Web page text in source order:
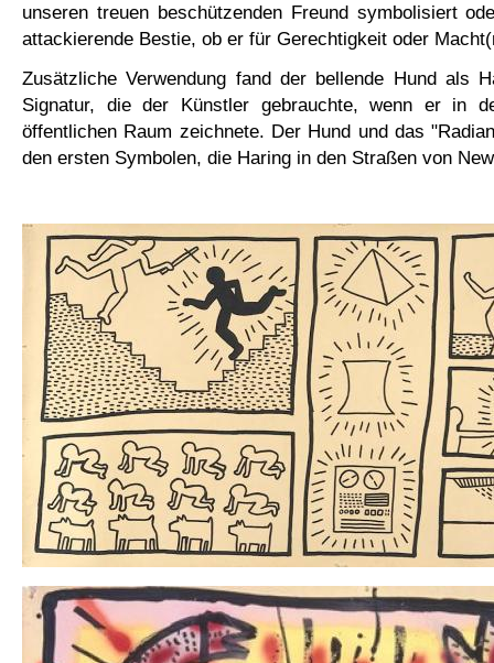
unseren treuen beschützenden Freund symbolisiert
attackierende Bestie, ob er für Gerechtigkeit oder
Zusätzliche Verwendung fand der bellende Hund als
Signatur, die der Künstler gebrauchte, wenn er in
öffentlichen Raum zeichnete. Der Hund und das
den ersten Symbolen, die Haring in den Straßen von